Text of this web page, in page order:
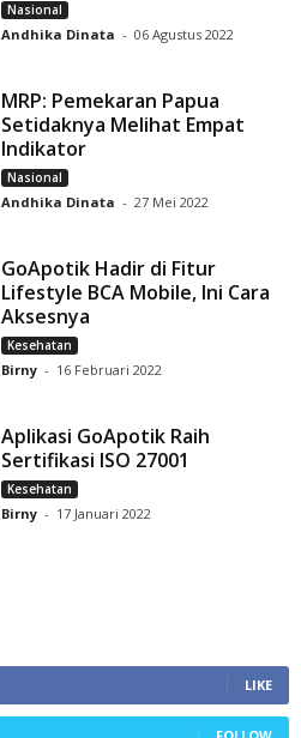
Nasional
Andhika Dinata - 06 Agustus 2022
MRP: Pemekaran Papua
Setidaknya Melihat Empat
Indikator
Nasional
Andhika Dinata - 27 Mei 2022
GoApotik Hadir di Fitur
Lifestyle BCA Mobile, Ini Cara
Aksesnya
Kesehatan
Birny - 16 Februari 2022
Aplikasi GoApotik Raih
Sertifikasi ISO 27001
Kesehatan
Birny - 17 Januari 2022
LIKE